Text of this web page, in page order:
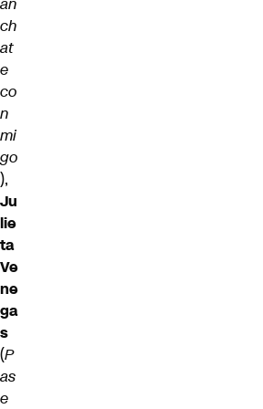
án
ch
at
e
co
n
mi
go
),
Ju
lie
ta
Ve
ne
ga
s
(P
as
e